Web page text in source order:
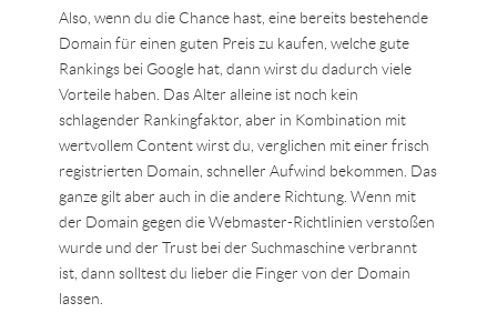
Also, wenn du die Chance hast, eine bereits bestehende
Domain für einen guten Preis zu kaufen, welche gute
Rankings bei Google hat, dann wirst du dadurch viele
Vorteile haben. Das Alter alleine ist noch kein
schlagender Rankingfaktor, aber in Kombination mit
wertvollem Content wirst du, verglichen mit einer frisch
registrierten Domain, schneller Aufwind bekommen. Das
ganze gilt aber auch in die andere Richtung. Wenn mit
der Domain gegen die Webmaster-Richtlinien verstoßen
wurde und der Trust bei der Suchmaschine verbrannt
ist, dann solltest du lieber die Finger von der Domain
lassen.